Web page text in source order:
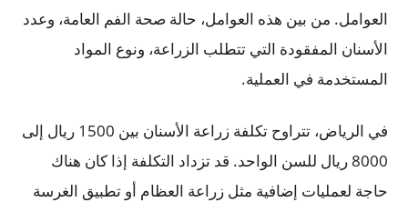
العوامل. من بين هذه العوامل، حالة صحة الفم العامة، وعدد
الأسنان المفقودة التي تتطلب الزراعة، ونوع المواد
المستخدمة في العملية.
في الرياض، تتراوح تكلفة زراعة الأسنان بين 1500 ريال إلى
8000 ريال للسن الواحد. قد تزداد التكلفة إذا كان هناك
حاجة لعمليات إضافية مثل زراعة العظام أو تطبيق الغرسة